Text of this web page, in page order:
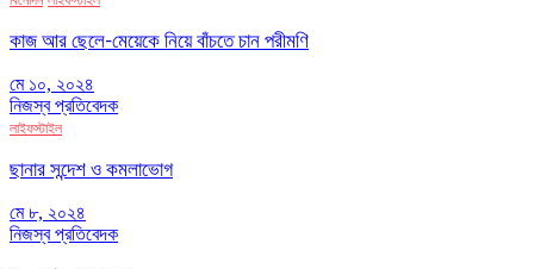
কাজ আর ছেলে-মেয়েকে নিয়ে বাঁচতে চান পরীমণি
মে ১০, ২০২৪
নিজস্ব প্রতিবেদক
লাইফস্টাইল
ছানার সন্দেশ ও কমলাভোগ
মে ৮, ২০২৪
নিজস্ব প্রতিবেদক